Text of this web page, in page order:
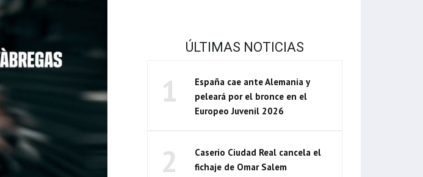
ÚLTIMAS NOTICIAS
1
España cae ante Alemania y
peleará por el bronce en el
Europeo Juvenil 2026
2
Caserio Ciudad Real cancela el
fichaje de Omar Salem